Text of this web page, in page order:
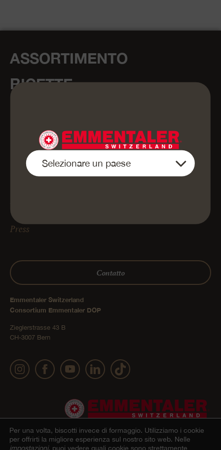
ASSORTIMENTO
RICETTE
UN MONDO DI
ESPERIENZE
CHI SIAMO
Press
Contatto
Emmentaler Switzerland
Consortium Emmentaler DOP
Zieglerstrasse 43 B
CH-3007 Bern
Per una volta, biscotti invece di formaggio. Utilizziamo i cookie
per offrirti la migliore esperienza sul nostro sito web. Nelle
impostazioni, puoi vedere quali cookie sono strettamente